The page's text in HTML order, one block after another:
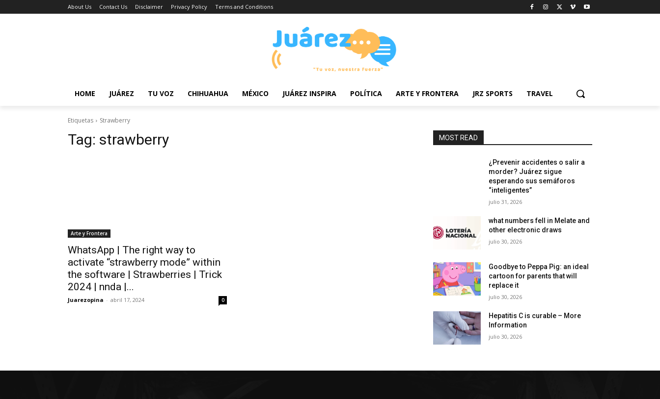
About Us Contact Us Disclaimer Privacy Policy Terms and Conditions
HOME JUÁREZ TU VOZ CHIHUAHUA MÉXICO JUÁREZ INSPIRA POLÍTICA ARTE Y FRONTERA JRZ SPORTS TRAVEL
Etiquetas Strawberry
Tag: strawberry
Arte y Frontera
WhatsApp | The right way to
activate “strawberry mode” within
the software | Strawberries | Trick
2024 | nnda |...
Juarezopina - abril 17, 2024 0
MOST READ
¿Prevenir accidentes o salir a
morder? Juárez sigue
esperando sus semáforos
“inteligentes”
julio 31, 2026
what numbers fell in Melate and
other electronic draws
julio 30, 2026
Goodbye to Peppa Pig: an ideal
cartoon for parents that will
replace it
julio 30, 2026
Hepatitis C is curable – More
Information
julio 30, 2026